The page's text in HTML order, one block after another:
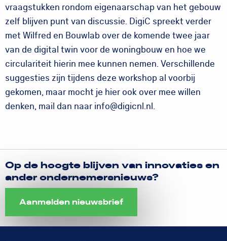
vraagstukken rondom eigenaarschap van het gebouw
zelf blijven punt van discussie. DigiC spreekt verder
met Wilfred en Bouwlab over de komende twee jaar
van de digital twin voor de woningbouw en hoe we
circulariteit hierin mee kunnen nemen. Verschillende
suggesties zijn tijdens deze workshop al voorbij
gekomen, maar mocht je hier ook over mee willen
denken, mail dan naar info@digicnl.nl.
Op de hoogte blijven van innovaties en
ander ondernemersnieuws?
Aanmelden nieuwsbrief